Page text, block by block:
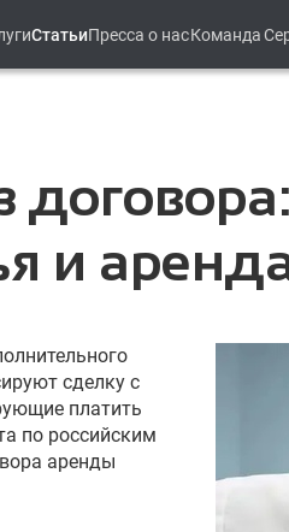
СтатьиПресса о насКоманда
и
сделку с
платить
по российским
аренды